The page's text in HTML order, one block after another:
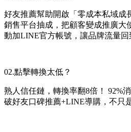
好友推薦幫助開啟「零成本私域成
銷售平台抽成，把顧客變成推廣大
動加LINE官方帳號，讓品牌流量回
02.點擊轉換太低？
熟人信任鏈，轉換率翻8倍！ 92%
破好友口碑推薦+LINE導購，不只